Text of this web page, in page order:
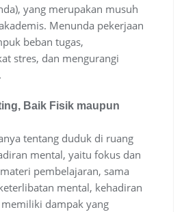
yang merupakan musuh
Menunda pekerjaan
beban tugas,
stres, dan mengurangi
Baik Fisik maupun
tentang duduk di ruang
mental, yaitu fokus dan
pembelajaran, sama
mental, kehadiran
dampak yang